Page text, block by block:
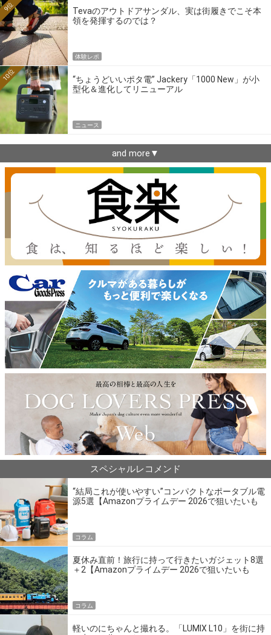
Tevaのアウトドアサンダル、実は街履きでこそ本
領を発揮するのでは？
9位
体験レポ
“ちょうどいいポタ電” Jackery「1000 New」が小
型化＆進化してリニューアル
10位
ニュース
and more▼
スペシャルレコメンド
“結局これが使いやすい”コンパクトなポータブル電
源5選【Amazonプライムデー 2026で狙いたいも
コラム
夏休み直前！旅行に持って行きたいガジェット8選
＋2【Amazonプライムデー 2026で狙いたいも
コラム
軽いのにちゃんと撮れる。「LUMIX L10」を街に持